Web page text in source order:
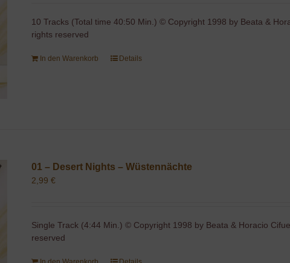
10 Tracks (Total time 40:50 Min.) © Copyright 1998 by Beata &
rights reserved
In den Warenkorb Details
01 – Desert Nights – Wüstennächte
2,99€
Single Track (4:44 Min.) © Copyright 1998 by Beata & Horacio
reserved